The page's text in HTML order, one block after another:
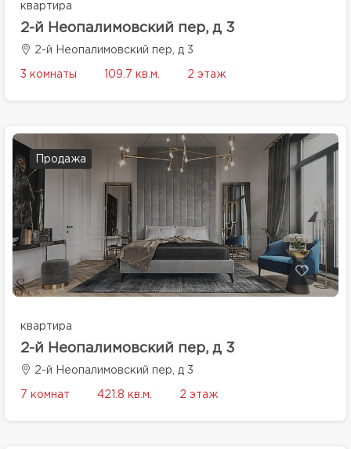
квартира
2-й Неопалимовский пер, д 3
2-й Неопалимовский пер, д 3
3 комнаты 109.7 кв.м. 2 этаж
Продажа
квартира
2-й Неопалимовский пер, д 3
2-й Неопалимовский пер, д 3
7 комнат 421.8 кв.м. 2 этаж